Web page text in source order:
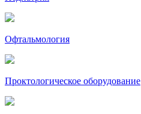
Офтальмология
Проктологическое оборудование